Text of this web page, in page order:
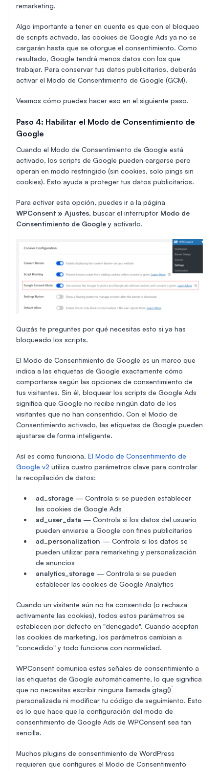
remarketing.
Algo importante a tener en cuenta es que con el bloqueo
de scripts activado, las cookies de Google Ads ya no se
cargarán hasta que se otorgue el consentimiento. Como
resultado, Google tendrá menos datos con los que
trabajar. Para conservar tus datos publicitarios, deberás
activar el Modo de Consentimiento de Google (GCM).
Veamos cómo puedes hacer eso en el siguiente paso.
Paso 4: Habilitar el Modo de Consentimiento de
Google
Cuando el Modo de Consentimiento de Google está
activado, los scripts de Google pueden cargarse pero
operan en modo restringido (sin cookies, solo pings sin
cookies). Esto ayuda a proteger tus datos publicitarios.
Para activar esta opción, puedes ir a la página
WPConsent » Ajustes, buscar el interruptor Modo de
Consentimiento de Google y activarlo.
Quizás te preguntes por qué necesitas esto si ya has
bloqueado los scripts.
El Modo de Consentimiento de Google es un marco que
indica a las etiquetas de Google exactamente cómo
comportarse según las opciones de consentimiento de
tus visitantes. Sin él, bloquear los scripts de Google Ads
significa que Google no recibe ningún dato de los
visitantes que no han consentido. Con el Modo de
Consentimiento activado, las etiquetas de Google pueden
ajustarse de forma inteligente.
Así es como funciona. El Modo de Consentimiento de
Google v2 utiliza cuatro parámetros clave para controlar
la recopilación de datos:
ad_storage — Controla si se pueden establecer
las cookies de Google Ads
ad_user_data — Controla si los datos del usuario
pueden enviarse a Google con fines publicitarios
ad_personalization — Controla si los datos se
pueden utilizar para remarketing y personalización
de anuncios
analytics_storage — Controla si se pueden
establecer las cookies de Google Analytics
Cuando un visitante aún no ha consentido (o rechaza
activamente las cookies), todos estos parámetros se
establecen por defecto en "denegado". Cuando aceptan
las cookies de marketing, los parámetros cambian a
"concedido" y todo funciona con normalidad.
WPConsent comunica estas señales de consentimiento a
las etiquetas de Google automáticamente, lo que significa
que no necesitas escribir ninguna llamada `gtag()`
personalizada ni modificar tu código de seguimiento. Esto
es lo que hace que la configuración del modo de
consentimiento de Google Ads de WPConsent sea tan
sencilla.
Muchos plugins de consentimiento de WordPress
requieren que configures el Modo de Consentimiento